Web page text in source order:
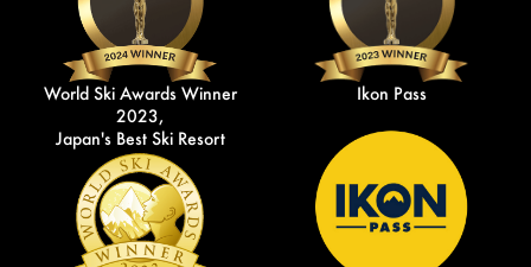
World Ski Awards Winner
2023,
Japan's Best Ski Resort
Ikon Pass